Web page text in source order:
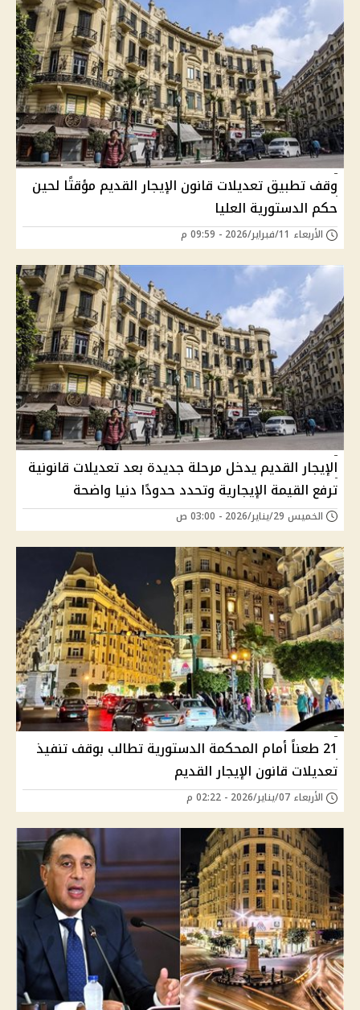
وقف تطبيق تعديلات قانون الإيجار القديم مؤقتًا لحين
حكم الدستورية العليا
الأربعاء 11/فبراير/2026 - 09:59 م
الإيجار القديم يدخل مرحلة جديدة بعد تعديلات قانونية
ترفع القيمة الإيجارية وتحدد حدودًا دنيا واضحة
الخميس 29/يناير/2026 - 03:00 ص
21 طعناً أمام المحكمة الدستورية تطالب بوقف تنفيذ
تعديلات قانون الإيجار القديم
الأربعاء 07/يناير/2026 - 02:22 م